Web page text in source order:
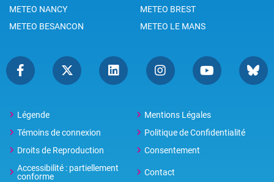
METEO NANCY
METEO BREST
METEO BESANCON
METEO LE MANS
Légende
Mentions Légales
Témoins de connexion
Politique de Confidentialité
Droits de Reproduction
Consentement
Accessibilité : partiellement
conforme
Contact